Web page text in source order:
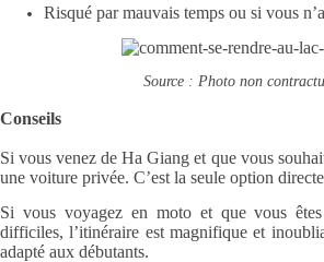
Risqué par mauvais temps ou si vous
Source : Photo non
Conseils
Si vous venez de Ha Giang et que vous
une voiture privée. C’est la seule option
Si vous voyagez en moto et que vous
difficiles, l’itinéraire est magnifique et
adapté aux débutants.